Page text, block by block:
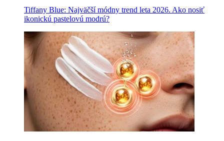
Tiffany Blue: Najväčší módny trend leta 2026. Ako nosiť
ikonickú pastelovú modrú?